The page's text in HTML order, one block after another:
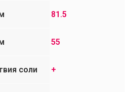
81.5
55
соли +